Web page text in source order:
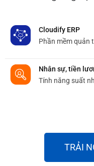
Cloudify ERP
Nhân sự, tiền
TRẢI